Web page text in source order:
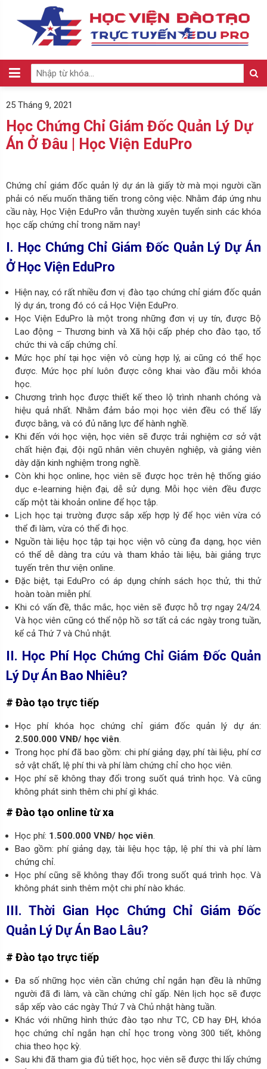
25 Tháng 9, 2021
Học Chứng Chỉ Giám Đốc Quản Lý Dự
Án Ở Đâu | Học Viện EduPro
Chứng chỉ giám đốc quản lý dự án là giấy tờ mà mọi người cần
phải có nếu muốn thăng tiến trong công việc. Nhằm đáp ứng nhu
cầu này, Học Viện EduPro vẫn thường xuyên tuyển sinh các khóa
học cấp chứng chỉ trong năm nay!
I. Học Chứng Chỉ Giám Đốc Quản Lý Dự Án
Ở Học Viện EduPro
Hiện nay, có rất nhiều đơn vị đào tạo chứng chỉ giám đốc quản
lý dự án, trong đó có cả Học Viện EduPro.
Học Viện EduPro là một trong những đơn vị uy tín, được Bộ
Lao động – Thương binh và Xã hội cấp phép cho đào tạo, tổ
chức thi và cấp chứng chỉ.
Mức học phí tại học viện vô cùng hợp lý, ai cũng có thể học
được. Mức học phí luôn được công khai vào đầu mỗi khóa
học.
Chương trình học được thiết kế theo lộ trình nhanh chóng và
hiệu quả nhất. Nhằm đảm bảo mọi học viên đều có thể lấy
được bằng, và có đủ năng lực để hành nghề.
Khi đến với học viện, học viên sẽ được trải nghiệm cơ sở vật
chất hiện đại, đội ngũ nhân viên chuyên nghiệp, và giảng viên
dày dặn kinh nghiệm trong nghề.
Còn khi học online, học viên sẽ được học trên hệ thống giáo
dục e-learning hiện đại, dễ sử dụng. Mỗi học viên đều được
cấp một tài khoản online để học tập.
Lịch học tại trường được sắp xếp hợp lý để học viên vừa có
thể đi làm, vừa có thể đi học.
Nguồn tài liệu học tập tại học viện vô cùng đa dạng, học viên
có thể dễ dàng tra cứu và tham khảo tài liệu, bài giảng trực
tuyến trên thư viện online.
Đặc biệt, tại EduPro có áp dụng chính sách học thử, thi thử
hoàn toàn miễn phí.
Khi có vấn đề, thắc mắc, học viên sẽ được hỗ trợ ngay 24/24.
Và học viên cũng có thể nộp hồ sơ tất cả các ngày trong tuần,
kể cả Thứ 7 và Chủ nhật.
II. Học Phí Học Chứng Chỉ Giám Đốc Quản
Lý Dự Án Bao Nhiêu?
# Đào tạo trực tiếp
Học phí khóa học chứng chỉ giám đốc quản lý dự án:
2.500.000 VNĐ/ học viên
Trong học phí đã bao gồm: chi phí giảng dạy, phí tài liệu, phí cơ
sở vật chất, lệ phí thi và phí làm chứng chỉ cho học viên.
Học phí sẽ không thay đổi trong suốt quá trình học. Và cũng
không phát sinh thêm chi phí gì khác.
# Đào tạo online từ xa
Học phí: 1.500.000 VNĐ/ học viên
Bao gồm: phí giảng dạy, tài liệu học tập, lệ phí thi và phí làm
chứng chỉ.
Học phí cũng sẽ không thay đổi trong suốt quá trình học. Và
không phát sinh thêm một chi phí nào khác.
III. Thời Gian Học Chứng Chỉ Giám Đốc
Quản Lý Dự Án Bao Lâu?
# Đào tạo trực tiếp
Đa số những học viên cần chứng chỉ ngắn hạn đều là những
người đã đi làm, và cần chứng chỉ gấp. Nên lịch học sẽ được
sắp xếp vào các ngày Thứ 7 và Chủ nhật hàng tuần.
Khác với những hình thức đào tạo như TC, CĐ hay ĐH, khóa
học chứng chỉ ngắn hạn chỉ học trong vòng 300 tiết, không
chia theo học kỳ.
Sau khi đã tham gia đủ tiết học, học viên sẽ được thi lấy chứng